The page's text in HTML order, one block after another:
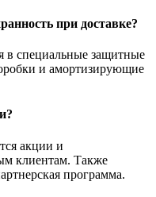
при доставке?
в специальные защитные
и амортизирующие
акции и
клиентам. Также
программа.